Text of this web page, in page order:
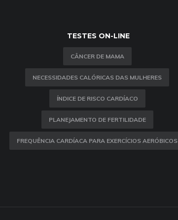
TESTES ON-LINE
CÂNCER DE MAMA
NECESSIDADES CALÓRICAS DAS MULHERES
ÍNDICE DE RISCO CARDÍACO
PLANEJAMENTO DE FERTILIDADE
FREQUÊNCIA CARDÍACA PARA EXERCÍCIOS AERÓBICOS